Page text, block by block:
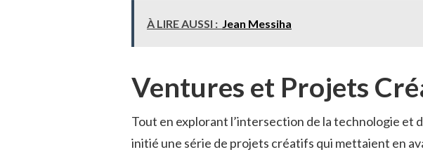
À LIRE AUSSI : Jean Messiha
Ventures et Projets
Tout en explorant l’intersection de la technologie et
initié une série de projets créatifs qui mettaient en